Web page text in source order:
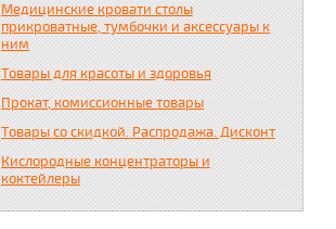
Медицинские кровати столы
прикроватные, тумбочки и аксессуары к
ним
Товары для красоты и здоровья
Прокат, комиссионные товары
Товары со скидкой. Распродажа. Дисконт
Кислородные концентраторы и
коктейлеры